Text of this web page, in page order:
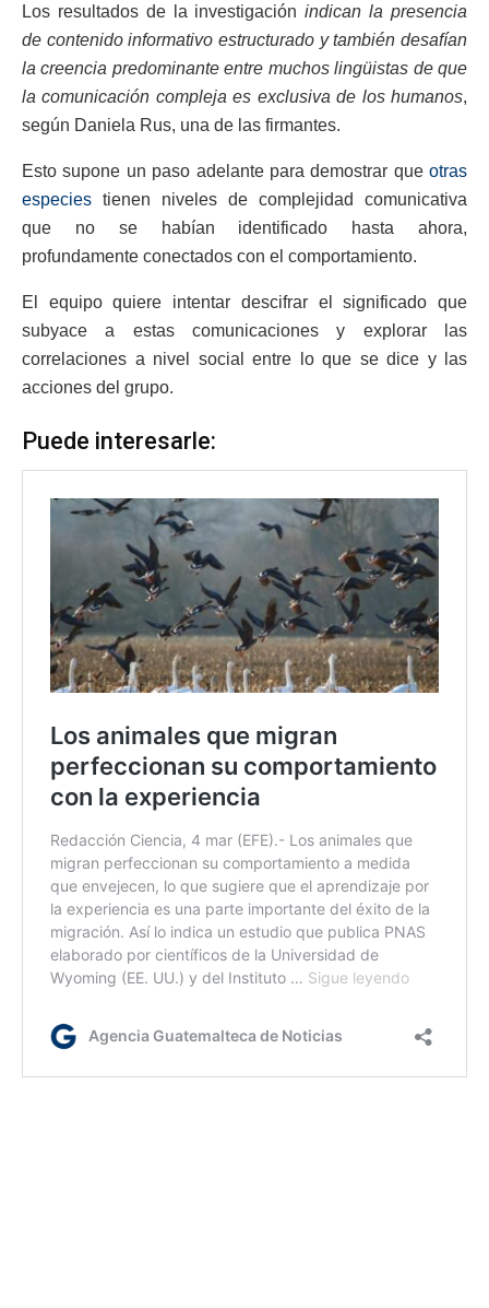
Los resultados de la investigaciónindican la presencia
de contenido informativo estructurado y también desafían
la creencia predominante entre muchos lingüistas de que
la comunicación compleja es exclusiva de los humanos,
según Daniela Rus, una de las firmantes.
Esto supone un paso adelante para demostrar queotras
especies tienen niveles de complejidad comunicativa
que no se habían identificado hasta ahora,
profundamente conectados con el comportamiento.
El equipo quiere intentar descifrar el significado que
subyace a estas comunicaciones y explorar las
correlaciones a nivel social entre lo que se dice y las
acciones del grupo.
Puede interesarle: